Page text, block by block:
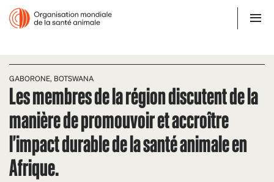
GABORONE, BOTSWANA
Les membres de la région discutent de la
manière de promouvoir et accroître
l'impact durable de la santé animale en
Afrique.